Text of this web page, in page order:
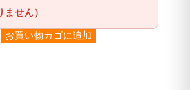
せん）
お買い物カゴに追加